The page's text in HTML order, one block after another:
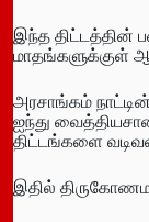
இந்த திட்டத்தின்
மாதங்களுக்குள்
அரசாங்கம்
ஐந்து
திட்டங்களை
இதில்